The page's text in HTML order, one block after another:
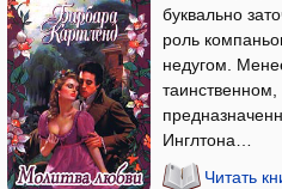
буквально
роль
недугом.
Инглтона…
Читать